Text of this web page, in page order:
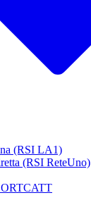
(RSI LA1)
(RSI ReteUno)